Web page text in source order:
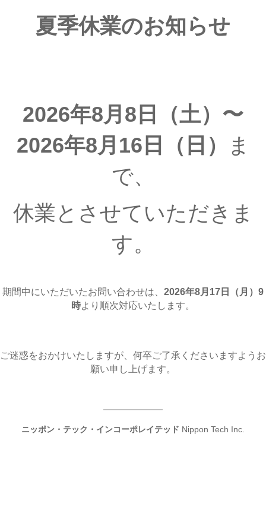
夏季休業のお知らせ
2026年8月8日（土）〜
2026年8月16日（日）
ま
で、
休業とさせていただきま
す。
期間中にいただいたお問い合わせは、 2026年8月17日（月 ）9
時より順次対応いたします。
ご迷惑をおかけいたしますが、何卒ご了承くださいますようお
願い申し上げます。
ニッポン・テック・インコーポレイテッド Nippon Tech Inc.